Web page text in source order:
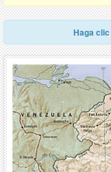
Haga clic